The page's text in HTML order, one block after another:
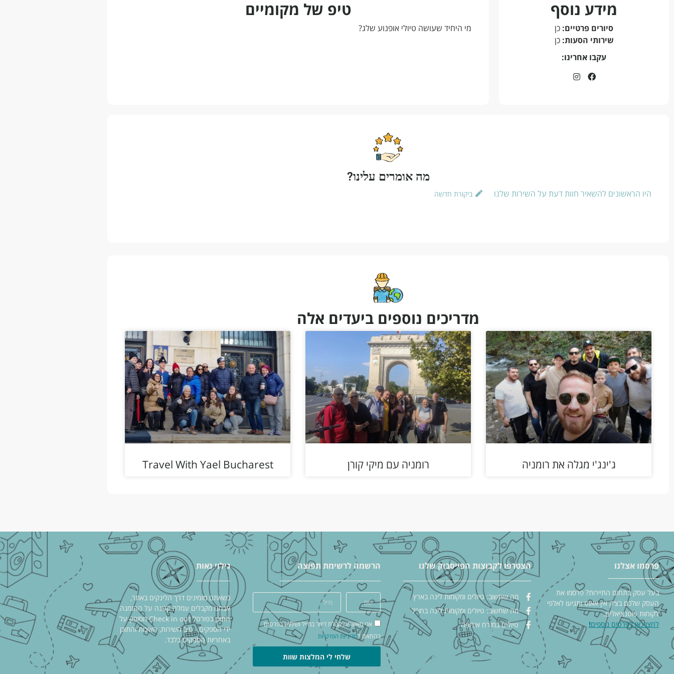
מידע נוסף
סיורים פרטיים: כן
שירותי הסעות:כן
עקבו אחרינו:
טיפ של מקומיים
מי היחיד שעושה טיולי אופנוע שלג?
מה אומרים עלינו?
היו הראשונים להשאיר חוות דעת על השירות שלנו ביקורת חדשה
מדריכים נוספים ביעדים אלה
ג'ינג'י מגלה את רומניה רומניה עם מיקי קורן Travel With Yael Bucharest
פרסמו אצלנו
בעל עסק בתחום התיירות? פרסמו את
העסק שלכם בצ׳ק אין אאוט ותגיעו לאלפי
לקוחות פוטנציאלים.
לחצו כאן לפרטים נוספים!
הצטרפו לקבוצות הפייסבוק שלנו
מה שחשוב: טיולים ומקומות לינה בארץ
מה שחשוב: טיולים ומקומות לינה בחו"ל
טיולים במזרח אירופה
הרשמה לרשימת תפוצה
אני מאשר/ת קבלת דיוור במייל ושימוש בפרטים
בהתאם למדיניות הפרטיות
שלחי לי המלצות שוות
גילוי נאות
כשאתם מזמינים דרך הלינקים באתר,
אנחנו מקבלים עמלה קטנה על ההזמנה.
התוכן בפורטל Check in out מסופק על
ידי הספקים. טיב השירות, האיכות והתוכן
באחריות הספקים בלבד.